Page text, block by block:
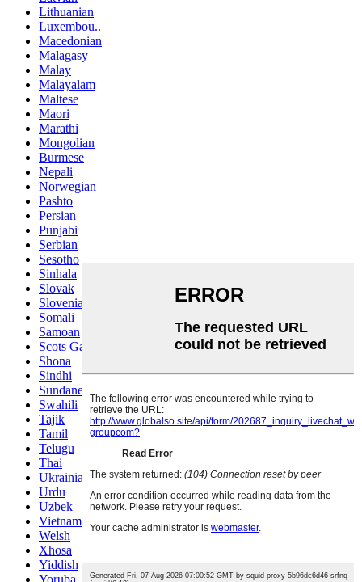
Lithuanian
Luxembou..
Macedonian
Malagasy
Malay
Malayalam
Maltese
Maori
Marathi
Mongolian
Burmese
Nepali
Norwegian
Pashto
Persian
Punjabi
Serbian
Sesotho
Sinhala
Slovak
Slovenian
Somali
Samoan
Scots Gaelic
Shona
Sindhi
Sundanese
Swahili
Tajik
Tamil
Telugu
Thai
Ukrainian
Urdu
Uzbek
Vietnamese
Welsh
Xhosa
Yiddish
Yoruba